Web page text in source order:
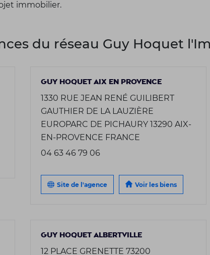
immobilier.
du réseau Guy Hoquet
GUY HOQUET AIX EN PROVENCE
1330 RUE JEAN RENÉ GUILIBERT
GAUTHIER DE LA LAUZIÈRE
EUROPARC DE PICHAURY 13290 AIX-
EN-PROVENCE FRANCE
04 63 46 79 06
Site de l'agence Voir les biens
GUY HOQUET ALBERTVILLE
12 PLACE GRENETTE 73200